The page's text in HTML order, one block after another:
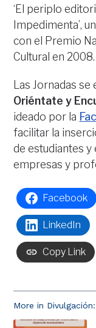
More in Divulgación:
‘El periplo
Impedimenta’,
con el Premio
Cultural en 2008.
Las Jornadas
Oriéntate y
ideado por la
facilitar la
de estudiantes
empresas y
Facebook
LinkedIn
Copy Link